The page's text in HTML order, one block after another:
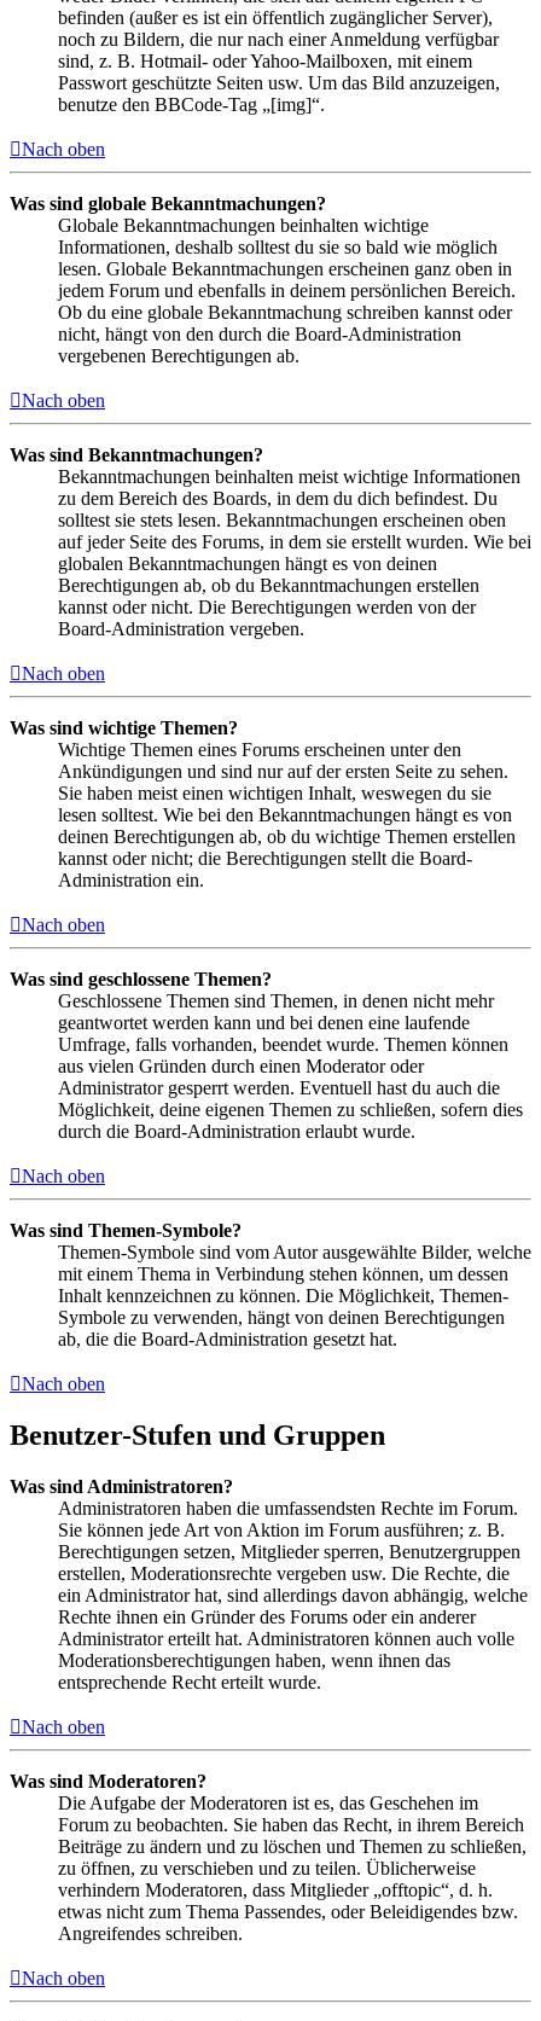
befinden (außer es ist ein öffentlich zugänglicher Server),
noch zu Bildern, die nur nach einer Anmeldung verfügbar
sind, z. B. Hotmail- oder Yahoo-Mailboxen, mit einem
Passwort geschützte Seiten usw. Um das Bild anzuzeigen,
benutze den BBCode-Tag „[img]“.
Nach oben
Was sind globale Bekanntmachungen?
Globale Bekanntmachungen beinhalten wichtige
Informationen, deshalb solltest du sie so bald wie möglich
lesen. Globale Bekanntmachungen erscheinen ganz oben in
jedem Forum und ebenfalls in deinem persönlichen Bereich.
Ob du eine globale Bekanntmachung schreiben kannst oder
nicht, hängt von den durch die Board-Administration
vergebenen Berechtigungen ab.
Nach oben
Was sind Bekanntmachungen?
Bekanntmachungen beinhalten meist wichtige Informationen
zu dem Bereich des Boards, in dem du dich befindest. Du
solltest sie stets lesen. Bekanntmachungen erscheinen oben
auf jeder Seite des Forums, in dem sie erstellt wurden. Wie bei
globalen Bekanntmachungen hängt es von deinen
Berechtigungen ab, ob du Bekanntmachungen erstellen
kannst oder nicht. Die Berechtigungen werden von der
Board-Administration vergeben.
Nach oben
Was sind wichtige Themen?
Wichtige Themen eines Forums erscheinen unter den
Ankündigungen und sind nur auf der ersten Seite zu sehen.
Sie haben meist einen wichtigen Inhalt, weswegen du sie
lesen solltest. Wie bei den Bekanntmachungen hängt es von
deinen Berechtigungen ab, ob du wichtige Themen erstellen
kannst oder nicht; die Berechtigungen stellt die Board-
Administration ein.
Nach oben
Was sind geschlossene Themen?
Geschlossene Themen sind Themen, in denen nicht mehr
geantwortet werden kann und bei denen eine laufende
Umfrage, falls vorhanden, beendet wurde. Themen können
aus vielen Gründen durch einen Moderator oder
Administrator gesperrt werden. Eventuell hast du auch die
Möglichkeit, deine eigenen Themen zu schließen, sofern dies
durch die Board-Administration erlaubt wurde.
Nach oben
Was sind Themen-Symbole?
Themen-Symbole sind vom Autor ausgewählte Bilder, welche
mit einem Thema in Verbindung stehen können, um dessen
Inhalt kennzeichnen zu können. Die Möglichkeit, Themen-
Symbole zu verwenden, hängt von deinen Berechtigungen
ab, die die Board-Administration gesetzt hat.
Nach oben
Benutzer-Stufen und Gruppen
Was sind Administratoren?
Administratoren haben die umfassendsten Rechte im Forum.
Sie können jede Art von Aktion im Forum ausführen; z. B.
Berechtigungen setzen, Mitglieder sperren, Benutzergruppen
erstellen, Moderationsrechte vergeben usw. Die Rechte, die
ein Administrator hat, sind allerdings davon abhängig, welche
Rechte ihnen ein Gründer des Forums oder ein anderer
Administrator erteilt hat. Administratoren können auch volle
Moderationsberechtigungen haben, wenn ihnen das
entsprechende Recht erteilt wurde.
Nach oben
Was sind Moderatoren?
Die Aufgabe der Moderatoren ist es, das Geschehen im
Forum zu beobachten. Sie haben das Recht, in ihrem Bereich
Beiträge zu ändern und zu löschen und Themen zu schließen,
zu öffnen, zu verschieben und zu teilen. Üblicherweise
verhindern Moderatoren, dass Mitglieder „offtopic“, d. h.
etwas nicht zum Thema Passendes, oder Beleidigendes bzw.
Angreifendes schreiben.
Nach oben